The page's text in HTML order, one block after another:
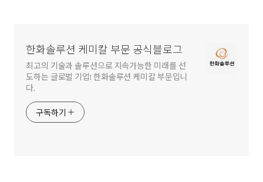
한화솔루션 케미칼 부문 공식블로그
최고의 기술과 솔루션으로 지속가능한 미래를 선
도하는 글로벌 기업! 한화솔루션 케미칼 부문입니
다.
구독하기